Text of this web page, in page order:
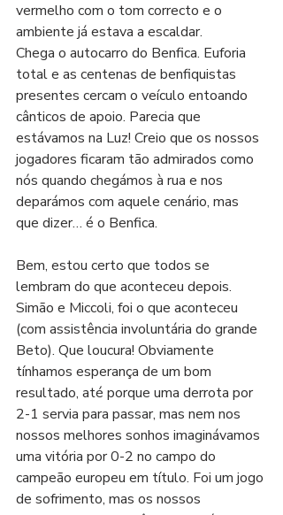
vermelho com o tom correcto e o
ambiente já estava a escaldar.
Chega o autocarro do Benfica. Euforia
total e as centenas de benfiquistas
presentes cercam o veículo entoando
cânticos de apoio. Parecia que
estávamos na Luz! Creio que os nossos
jogadores ficaram tão admirados como
nós quando chegámos à rua e nos
deparámos com aquele cenário, mas
que dizer… é o Benfica.
Bem, estou certo que todos se
lembram do que aconteceu depois.
Simão e Miccoli, foi o que aconteceu
(com assistência involuntária do grande
Beto). Que loucura! Obviamente
tínhamos esperança de um bom
resultado, até porque uma derrota por
2-1 servia para passar, mas nem nos
nossos melhores sonhos imaginávamos
uma vitória por 0-2 no campo do
campeão europeu em título. Foi um jogo
de sofrimento, mas os nossos